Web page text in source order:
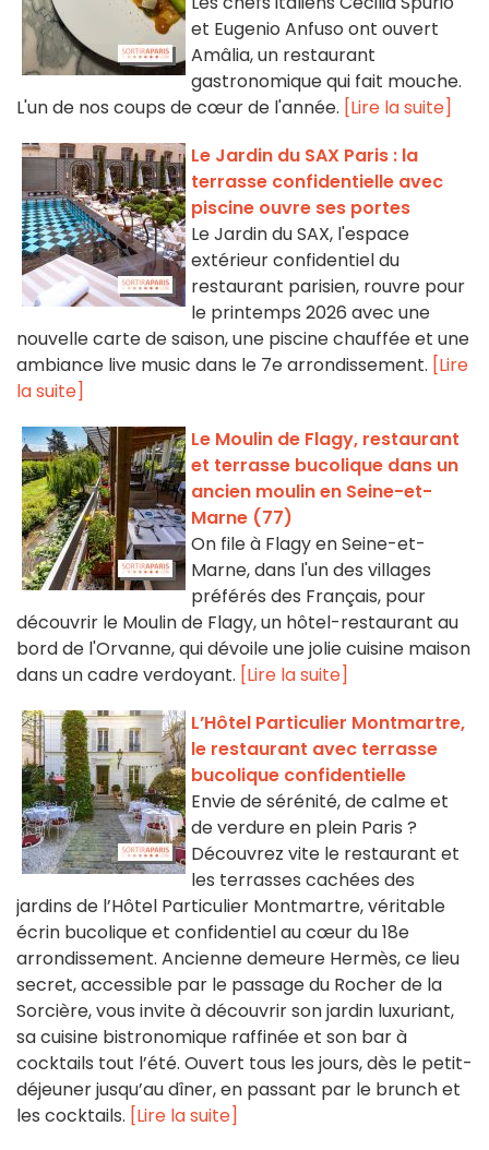
et Eugenio Anfuso ont ouvert
Amâlia, un restaurant
gastronomique qui fait mouche.
L'un de nos coups de cœur de l'année. [Lire la suite]
Le Jardin du SAX Paris : la
terrasse confidentielle avec
piscine ouvre ses portes
Le Jardin du SAX, l'espace
extérieur confidentiel du
restaurant parisien, rouvre pour
le printemps 2026 avec une
nouvelle carte de saison, une piscine chauffée et une
ambiance live music dans le 7e arrondissement. [Lire
la suite]
Le Moulin de Flagy, restaurant
et terrasse bucolique dans un
ancien moulin en Seine-et-
Marne (77)
On file à Flagy en Seine-et-
Marne, dans l'un des villages
préférés des Français, pour
découvrir le Moulin de Flagy, un hôtel-restaurant au
bord de l'Orvanne, qui dévoile une jolie cuisine maison
dans un cadre verdoyant. [Lire la suite]
L’Hôtel Particulier Montmartre,
le restaurant avec terrasse
bucolique confidentielle
Envie de sérénité, de calme et
de verdure en plein Paris ?
Découvrez vite le restaurant et
les terrasses cachées des
jardins de l’Hôtel Particulier Montmartre, véritable
écrin bucolique et confidentiel au cœur du 18e
arrondissement. Ancienne demeure Hermès, ce lieu
secret, accessible par le passage du Rocher de la
Sorcière, vous invite à découvrir son jardin luxuriant,
sa cuisine bistronomique raffinée et son bar à
cocktails tout l’été. Ouvert tous les jours, dès le petit-
déjeuner jusqu’au dîner, en passant par le brunch et
les cocktails. [Lire la suite]